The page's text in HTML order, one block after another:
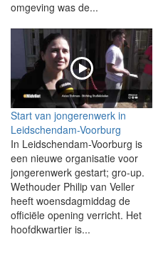
omgeving was de...
Start van jongerenwerk in
Leidschendam-Voorburg
In Leidschendam-Voorburg is
een nieuwe organisatie voor
jongerenwerk gestart; gro-up.
Wethouder Philip van Veller
heeft woensdagmiddag de
officiële opening verricht. Het
hoofdkwartier is...